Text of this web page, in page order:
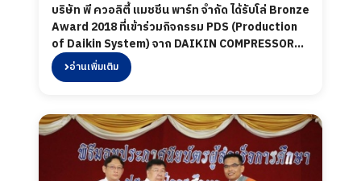
บริษัท พี ควอลิตี้ แมชชีน พาร์ท จำกัด ได้รับโล่ Bronze
Award 2018 ที่เข้าร่วมกิจกรรม PDS (Production
of Daikin System) จาก DAIKIN COMPRESSOR
INDUSTRIES LTD. เมื่อวันที่ 22 มีนาคม 2562 ในงาน
"PDS VENDER AWARD 2018"
อ่านเพิ่มเติม